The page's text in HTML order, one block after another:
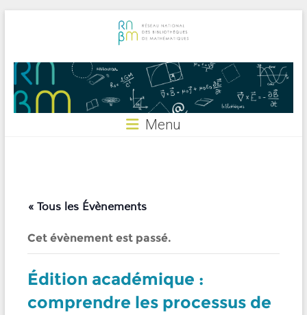
RNBM
Menu
« Tous les Évènements
Cet évènement est passé.
Édition académique :
comprendre les processus de